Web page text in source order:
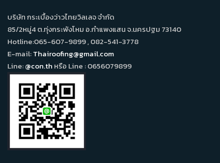
บริษัท กระเบื้องว่าวไทยวิลเลจ จำกัด
85/2หมู่4 ต.ทุ่งกระพังโหม อ.กำแพงแสน จ.นครปฐม 73140
Hotline:065-607-9899 , 082-541-3778
E-mail:Thairoofing@gmail.com
Line:@con.th หรือ Line : 0656079899